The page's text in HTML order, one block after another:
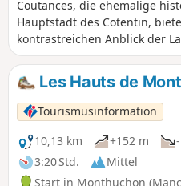
Coutances, die ehemalige
Hauptstadt des Cotentin,
kontrastreichen Anblick der
fast mitten in der Stadt. Diese
Wanderung führt durch die
unmittelbare Umgebung der
durch die drei sie
mit ihren jeweils etwas trägen
Die städtischen Passagen, die
auf dem Land und zur Hälfte
Straßen oder Gassen verlaufen,
Les Hauts de
Tourismusinformation
10,13 km
+152 m
3:20 Std.
Mittel
Start in Monthuchon